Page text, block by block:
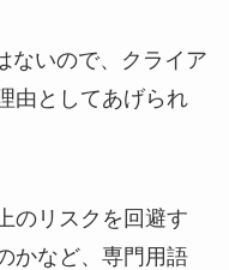
ないので、クライア
由としてあげられ
のリスクを回避す
かなど、専門用語